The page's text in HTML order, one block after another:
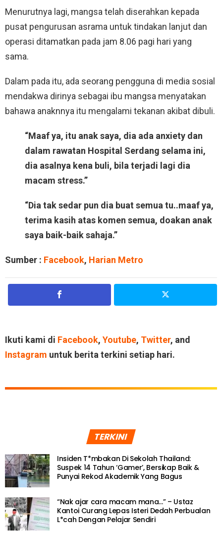
Menurutnya lagi, mangsa telah diserahkan kepada
pusat pengurusan asrama untuk tindakan lanjut dan
operasi ditamatkan pada jam 8.06 pagi hari yang
sama.
Dalam pada itu, ada seorang pengguna di media sosial
mendakwa dirinya sebagai ibu mangsa menyatakan
bahawa anaknnya itu mengalami tekanan akibat dibuli.
“Maaf ya, itu anak saya, dia ada anxiety dan
dalam rawatan Hospital Serdang selama ini,
dia asalnya kena buli, bila terjadi lagi dia
macam stress.”
“Dia tak sedar pun dia buat semua tu..maaf ya,
terima kasih atas komen semua, doakan anak
saya baik-baik sahaja.”
Sumber : Facebook, Harian Metro
Ikuti kami di Facebook, Youtube, Twitter, and
Instagram untuk berita terkini setiap hari.
TERKINI
Insiden T*mbakan Di Sekolah Thailand:
Suspek 14 Tahun ‘Gamer’, Bersikap Baik &
Punyai Rekod Akademik Yang Bagus
“Nak ajar cara macam mana…” – Ustaz
Kantoi Curang Lepas Isteri Dedah Perbualan
L*cah Dengan Pelajar Sendiri